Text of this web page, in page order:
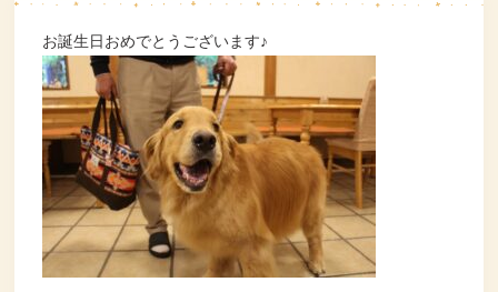
お誕生日おめでとうございます♪